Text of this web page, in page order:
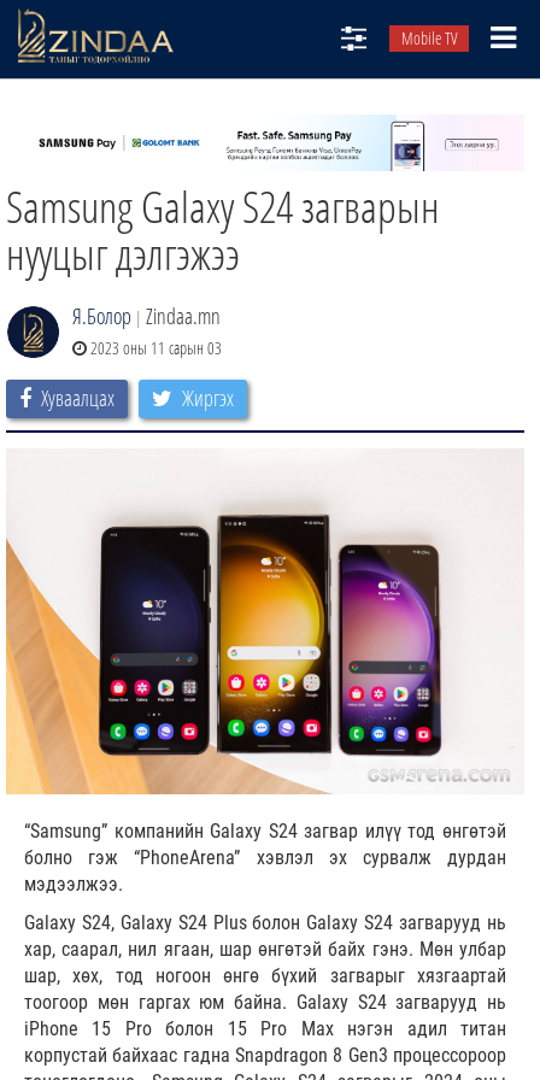
Mobile TV
ТВ8
ӨГЛӨӨНИЙ СОНИН
АУДИО ЗОХИОЛ
ЗИНДАА СЭТГҮҮЛ
Samsung Galaxy S24 загварын
нууцыг дэлгэжээ
Я.Болор | Zindaa.mn
2023 оны 11 сарын 03
Хуваалцах Жиргэх
“Samsung” компанийн Galaxy S24 загвар илүү тод өнгөтэй
болно гэж “PhoneArena” хэвлэл эх сурвалж дурдан
мэдээлжээ.
Galaxy S24, Galaxy S24 Plus болон Galaxy S24 загварууд нь
хар, саарал, нил ягаан, шар өнгөтэй байх гэнэ. Мөн улбар
шар, хөх, тод ногоон өнгө бүхий загварыг хязгаартай
тоогоор мөн гаргах юм байна. Galaxy S24 загварууд нь
iPhone 15 Pro болон 15 Pro Max нэгэн адил титан
корпустай байхаас гадна Snapdragon 8 Gen3 процессороор